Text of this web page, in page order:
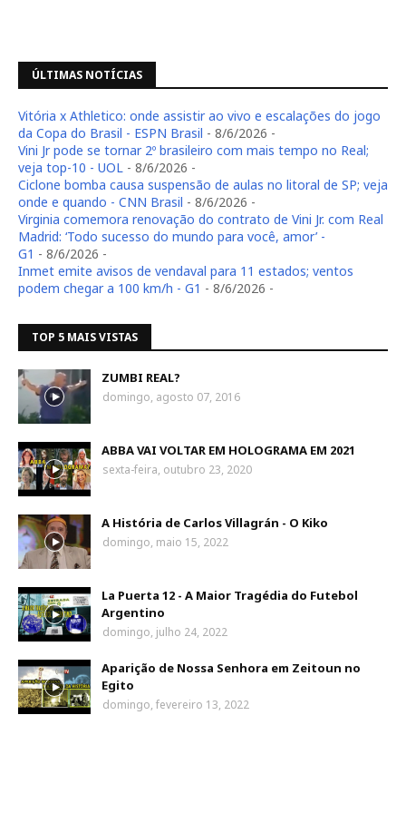
ÚLTIMAS NOTÍCIAS
Vitória x Athletico: onde assistir ao vivo e escalações do jogo
da Copa do Brasil - ESPN Brasil - 8/6/2026 -
Vini Jr pode se tornar 2º brasileiro com mais tempo no Real;
veja top-10 - UOL - 8/6/2026 -
Ciclone bomba causa suspensão de aulas no litoral de SP; veja
onde e quando - CNN Brasil - 8/6/2026 -
Virginia comemora renovação do contrato de Vini Jr. com Real
Madrid: ‘Todo sucesso do mundo para você, amor’ -
G1 - 8/6/2026 -
Inmet emite avisos de vendaval para 11 estados; ventos
podem chegar a 100 km/h - G1 - 8/6/2026 -
TOP 5 MAIS VISTAS
ZUMBI REAL?
domingo, agosto 07, 2016
ABBA VAI VOLTAR EM HOLOGRAMA EM 2021
sexta-feira, outubro 23, 2020
A História de Carlos Villagrán - O Kiko
domingo, maio 15, 2022
La Puerta 12 - A Maior Tragédia do Futebol
Argentino
domingo, julho 24, 2022
Aparição de Nossa Senhora em Zeitoun no
Egito
domingo, fevereiro 13, 2022